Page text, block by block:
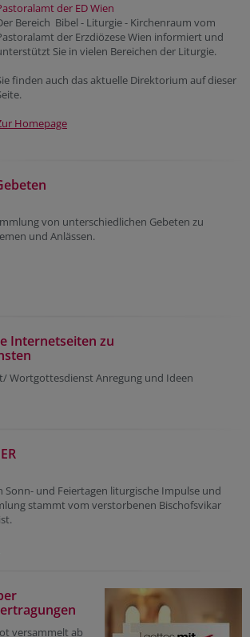
der ED Wien
Bereich Bibel - Liturgie - Kirchenraum vom
der Erzdiözese Wien informiert und
Sie in vielen Bereichen der Liturgie.
finden auch das aktuelle Direktorium auf dieser
Homepage
von unterschiedlichen Gebeten zu
und Anlässen.
Internetseiten zu
Wortgottesdienst Anregung und Ideen
Sonn- und Feiertagen liturgische Impulse und
stammt vom verstorbenen Bischofsvikar
versammelt ab